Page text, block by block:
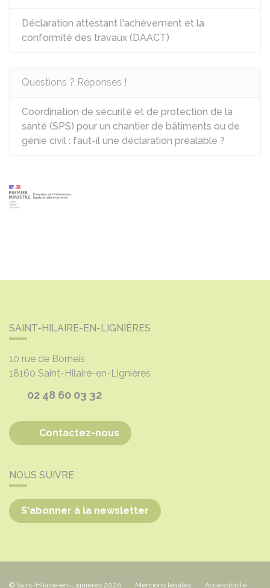
Déclaration attestant l'achèvement et la
conformité des travaux (DAACT)
Questions ? Réponses !
Coordination de sécurité et de protection de la
santé (SPS) pour un chantier de bâtiments ou de
génie civil : faut-il une déclaration préalable ?
SAINT-HILAIRE-EN-LIGNIÈRES
10 rue de Borneis
18160 Saint-Hilaire-en-Lignières
02 48 60 03 32
Contactez-nous
NOUS SUIVRE
S'abonner à la newsletter
© Saint-Hilaire-en-Lignières 2026 Mentions légales Accessibilité